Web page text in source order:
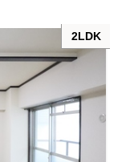
2LDK